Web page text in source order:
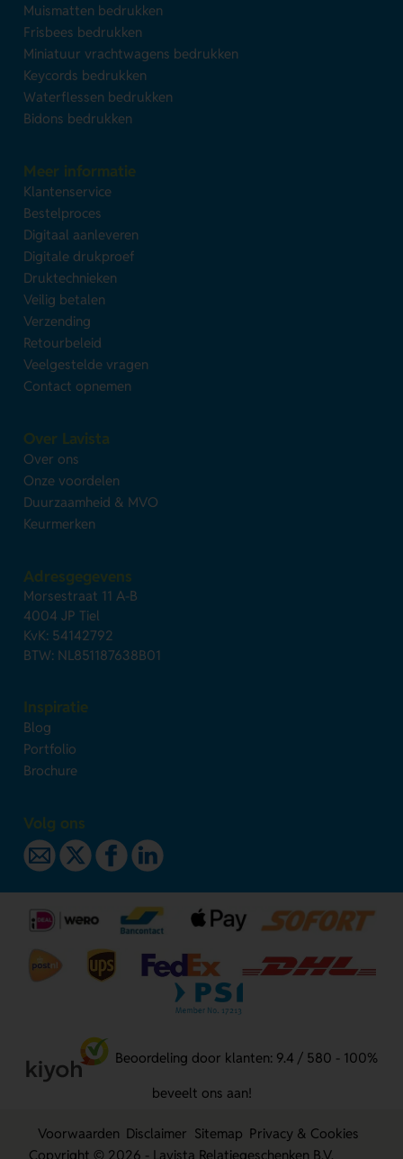
Muismatten bedrukken
Frisbees bedrukken
Miniatuur vrachtwagens bedrukken
Keycords bedrukken
Waterflessen bedrukken
Bidons bedrukken
Meer informatie
Klantenservice
Bestelproces
Digitaal aanleveren
Digitale drukproef
Druktechnieken
Veilig betalen
Verzending
Retourbeleid
Veelgestelde vragen
Contact opnemen
Over Lavista
Over ons
Onze voordelen
Duurzaamheid & MVO
Keurmerken
Adresgegevens
Morsestraat 11 A-B
4004 JP Tiel
KvK: 54142792
BTW: NL851187638B01
Inspiratie
Blog
Portfolio
Brochure
Volg ons
Beoordeling door klanten: 9.4 / 580 - 100%
beveelt ons aan!
Voorwaarden Disclaimer Sitemap Privacy & Cookies
Copyright © 2026 - Lavista Relatiegeschenken B.V.